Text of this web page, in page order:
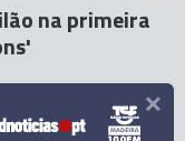
na primeira
×